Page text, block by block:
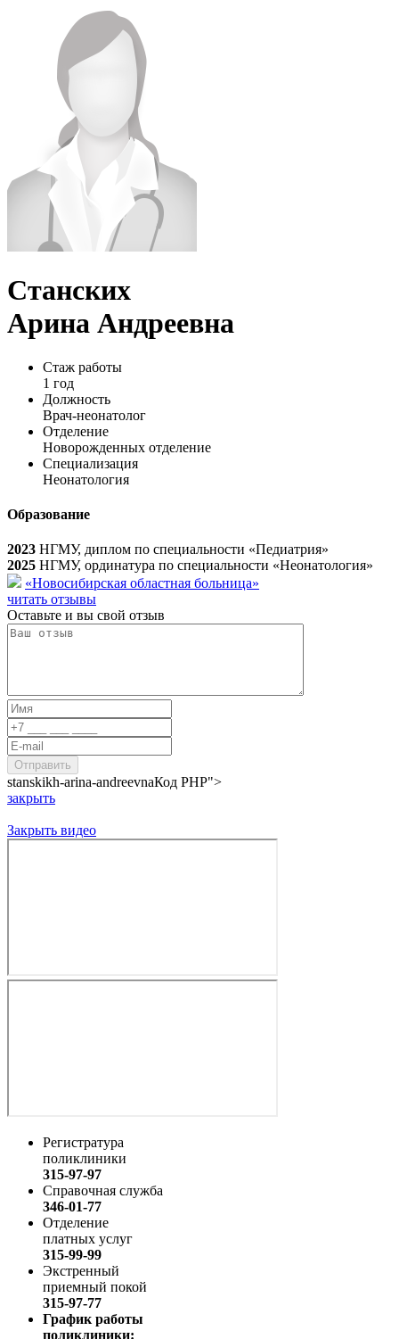
Станских
Арина Андреевна
Стаж работы
1 год
Должность
Врач-неонатолог
Отделение
Новорожденных отделение
Специализация
Неонатология
Образование
2023 НГМУ, диплом по специальности «Педиатрия»
2025 НГМУ, ординатура по специальности «Неонатология»
«Новосибирская областная больница»
читать отзывы
Оставьте и вы свой отзыв
stanskikh-arina-andreevnaКод PHP">
закрыть
Закрыть видео
Регистратура
поликлиники
315-97-97
Справочная служба
346-01-77
Отделение
платных услуг
315-99-99
Экстренный
приемный покой
315-97-77
График работы
поликлиники: